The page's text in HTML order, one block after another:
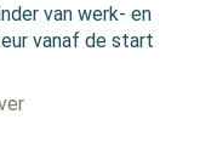
van werk- en
vanaf de start